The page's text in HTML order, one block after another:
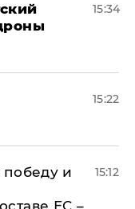
15:34
15:22
победу и
15:12